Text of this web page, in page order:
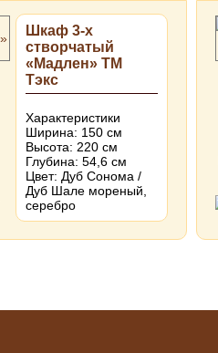
Шкаф 3-х
створчатый
«Мадлен» ТМ
Тэкс
Характеристики
Ширина: 150 см
Высота: 220 см
Глубина: 54,6 см
Цвет: Дуб Сонома /
Дуб Шале мореный,
серебро